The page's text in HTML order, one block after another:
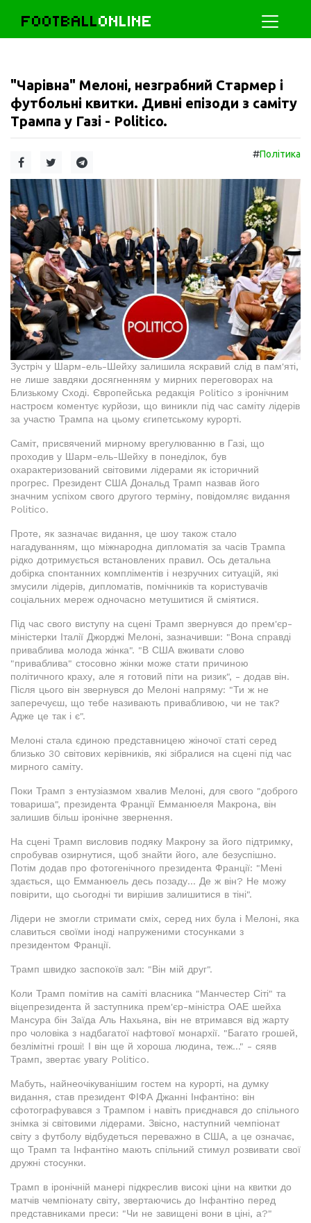
FOOTBALLONLINE
"Чарівна" Мелоні, незграбний Стармер і
футбольні квитки. Дивні епізоди з саміту
Трампа у Газі - Politico.
#Політика
Зустріч у Шарм-ель-Шейху залишила яскравий слід в пам'яті,
не лише завдяки досягненням у мирних переговорах на
Близькому Сході. Європейська редакція Politico з іронічним
настроєм коментує курйози, що виникли під час саміту лідерів
за участю Трампа на цьому єгипетському курорті.
Саміт, присвячений мирному врегулюванню в Газі, що
проходив у Шарм-ель-Шейху в понеділок, був
охарактеризований світовими лідерами як історичний
прогрес. Президент США Дональд Трамп назвав його
значним успіхом свого другого терміну, повідомляє видання
Politico.
Проте, як зазначає видання, це шоу також стало
нагадуванням, що міжнародна дипломатія за часів Трампа
рідко дотримується встановлених правил. Ось детальна
добірка спонтанних компліментів і незручних ситуацій, які
змусили лідерів, дипломатів, помічників та користувачів
соціальних мереж одночасно метушитися й сміятися.
Під час свого виступу на сцені Трамп звернувся до прем'єр-
міністерки Італії Джорджі Мелоні, зазначивши: "Вона справді
приваблива молода жінка". "В США вживати слово
"приваблива" стосовно жінки може стати причиною
політичного краху, але я готовий піти на ризик", - додав він.
Після цього він звернувся до Мелоні напряму: "Ти ж не
заперечуєш, що тебе називають привабливою, чи не так?
Адже це так і є".
Мелоні стала єдиною представницею жіночої статі серед
близько 30 світових керівників, які зібралися на сцені під час
мирного саміту.
Поки Трамп з ентузіазмом хвалив Мелоні, для свого "доброго
товариша", президента Франції Емманюеля Макрона, він
залишив більш іронічне звернення.
На сцені Трамп висловив подяку Макрону за його підтримку,
спробував озирнутися, щоб знайти його, але безуспішно.
Потім додав про фотогенічного президента Франції: "Мені
здається, що Емманюель десь позаду... Де ж він? Не можу
повірити, що сьогодні ти вирішив залишитися в тіні".
Лідери не змогли стримати сміх, серед них була і Мелоні, яка
славиться своїми іноді напруженими стосунками з
президентом Франції.
Трамп швидко заспокоїв зал: "Він мій друг".
Коли Трамп помітив на саміті власника "Манчестер Сіті" та
віцепрезидента й заступника прем'єр-міністра ОАЕ шейха
Мансура бін Заїда Аль Нахьяна, він не втримався від жарту
про чоловіка з надбагатої нафтової монархії. "Багато грошей,
безлімітні гроші! І він ще й хороша людина, теж..." - сяяв
Трамп, звертає увагу Politico.
Мабуть, найнеочікуванішим гостем на курорті, на думку
видання, став президент ФІФА Джанні Інфантіно: він
сфотографувався з Трампом і навіть приєднався до спільного
знімка зі світовими лідерами. Звісно, наступний чемпіонат
світу з футболу відбудеться переважно в США, а це означає,
що Трамп та Інфантіно мають спільний стимул розвивати свої
дружні стосунки.
Трамп в іронічній манері підкреслив високі ціни на квитки до
матчів чемпіонату світу, звертаючись до Інфантіно перед
представниками преси: "Чи не завищені вони в ціні, а?"